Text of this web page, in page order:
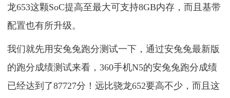
龙653这颗SoC提高至最大可支持8GB内存，而且基带
配置也有所升级。
我们就先用安兔兔跑分测试一下，通过安兔兔最新版
的跑分成绩测试来看，360手机N5的安兔兔跑分成绩
已经达到了87727分！远比骁龙652要高不少，而且这